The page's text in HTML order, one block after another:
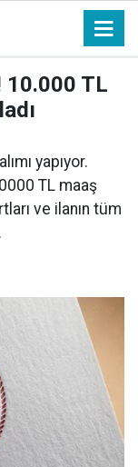
10.000 TL
yapıyor.
TL maaş
ve ilanın tüm